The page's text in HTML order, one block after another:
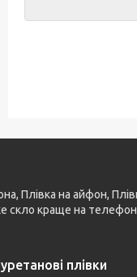
Плівка на айфон,
скло краще на
плівки